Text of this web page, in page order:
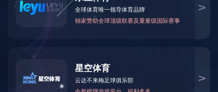
来源: 集团内部 发布时间: 2015-11-18 10:51:16